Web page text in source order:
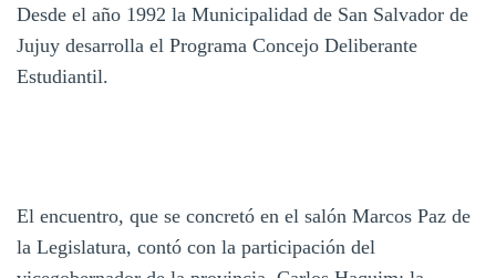
Desde el año 1992 la Municipalidad de San Salvador de
Jujuy desarrolla el Programa Concejo Deliberante
Estudiantil.
El encuentro, que se concretó en el salón Marcos Paz de
la Legislatura, contó con la participación del